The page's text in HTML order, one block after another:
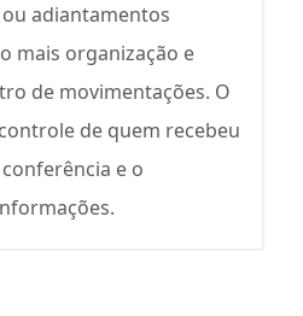
adiantamentos
mais organização e
de movimentações. O
de quem recebeu
e o